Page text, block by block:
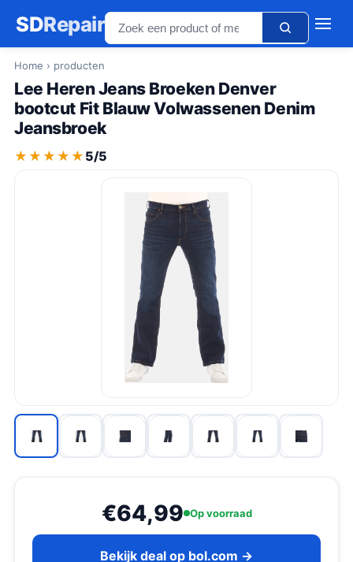
SDRepair
Home › producten
Lee Heren Jeans Broeken Denver
bootcut Fit Blauw Volwassenen Denim
Jeansbroek
★★★★★
★★★★★ 5/5
€64,99 Op voorraad
Bekijk deal op bol.com →